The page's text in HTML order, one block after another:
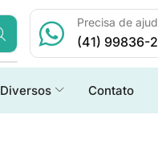
Precisa de
(41) 99836-
Diversos Contato